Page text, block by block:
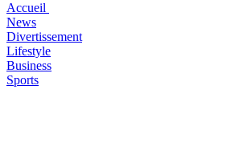
Accueil
News
Divertissement
Lifestyle
Business
Sports